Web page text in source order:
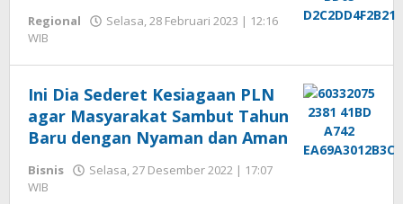
Regional
Selasa, 28 Februari 2023 | 12:16
WIB
Ini Dia Sederet Kesiagaan PLN
agar Masyarakat Sambut Tahun
Baru dengan Nyaman dan Aman
Bisnis
Selasa, 27 Desember 2022 | 17:07
WIB